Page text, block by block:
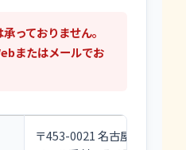
っておりません。
またはメールでお
〒453-0021 名古屋市中村区